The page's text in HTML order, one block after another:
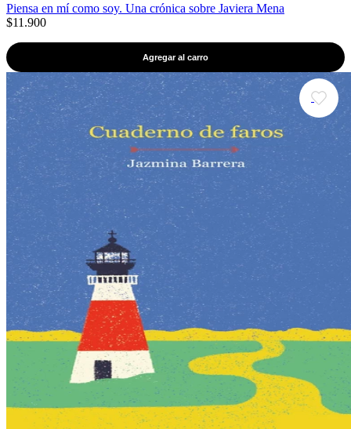
Piensa en mí como soy. Una crónica sobre Javiera Mena
$11.900
Agregar al carro